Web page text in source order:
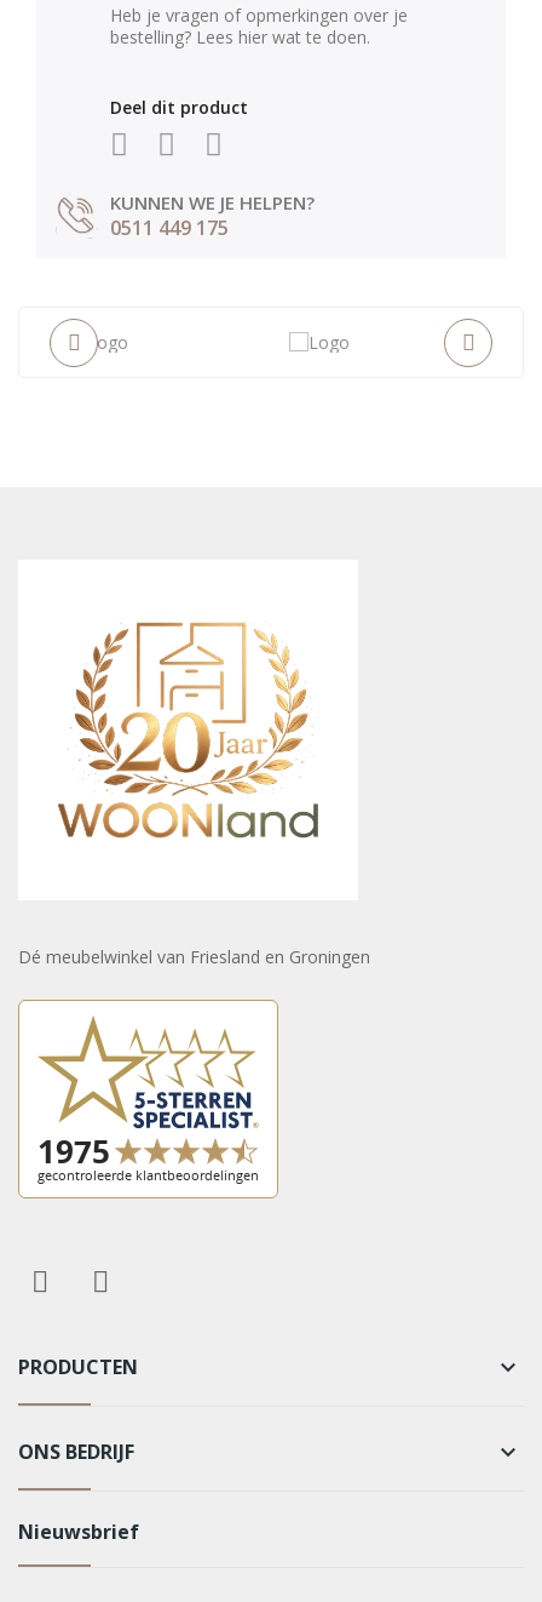
Heb je vragen of opmerkingen over je
bestelling? Lees hier wat te doen.
Deel dit product
KUNNEN WE JE HELPEN?
0511 449 175
Dé meubelwinkel van Friesland en Groningen
PRODUCTEN keyboard_arrow_down
ONS BEDRIJF keyboard_arrow_down
Nieuwsbrief